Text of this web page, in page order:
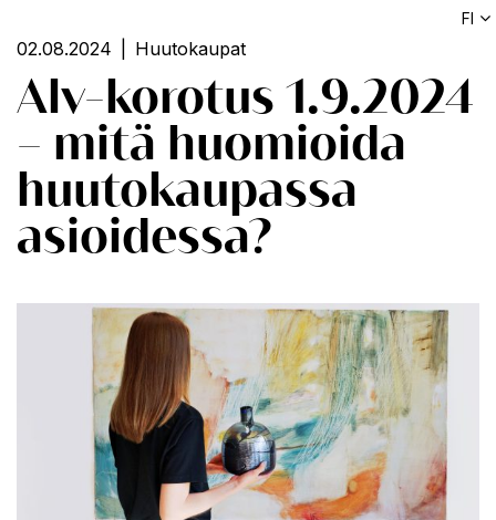
FI
02.08.2024 Huutokaupat
Alv-korotus 1.9.2024
– mitä huomioida
huutokaupassa
asioidessa?